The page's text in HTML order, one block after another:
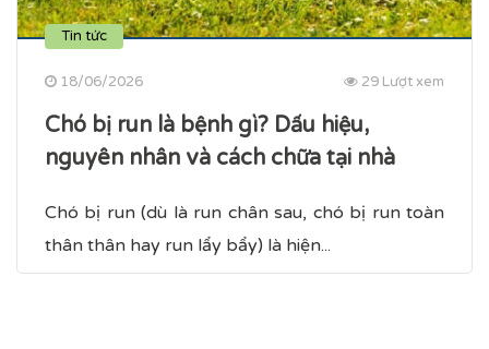
Tin tức
18/06/2026 29 Lượt xem
Chó bị run là bệnh gì? Dấu hiệu,
nguyên nhân và cách chữa tại nhà
Chó bị run (dù là run chân sau, chó bị run toàn
thân​ thân hay run lẩy bẩy) là hiện...